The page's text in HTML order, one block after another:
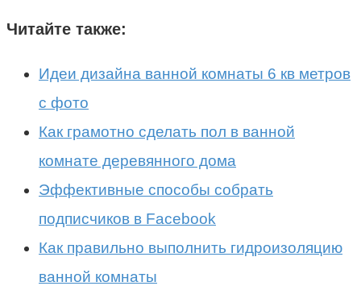
Читайте также:
Идеи дизайна ванной комнаты 6 кв метров
с фото
Как грамотно сделать пол в ванной
комнате деревянного дома
Эффективные способы собрать
подписчиков в Facebook
Как правильно выполнить гидроизоляцию
ванной комнаты